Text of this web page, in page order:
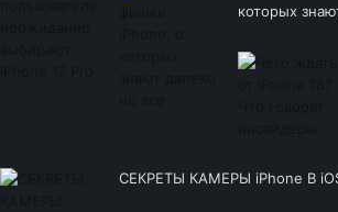
которых
СЕКРЕТЫ КАМЕРЫ iPhone В